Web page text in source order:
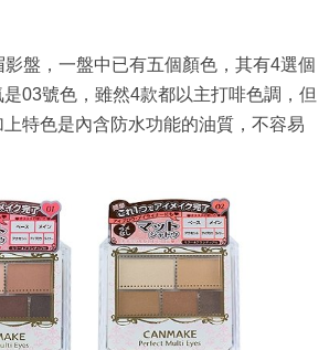
盤，一盤中已有五個顏色，其有4選個
03號色，雖然4款都以主打啡色調，但
特色是內含防水功能的油質，不容易